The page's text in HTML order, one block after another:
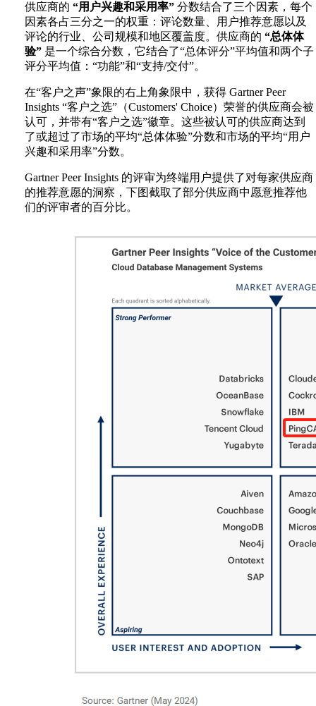
供应商的 “用户兴趣和采用率” 分数结合了三个因素，每个
因素各占三分之一的权重：评论数量、用户推荐意愿以及
评论的行业、公司规模和地区覆盖度。供应商的 “总体体
验” 是一个综合分数，它结合了“总体评分”平均值和两个子
评分平均值：“功能”和“支持/交付”。
在“客户之声”象限的右上角象限中，获得 Gartner Peer
Insights “客户之选”（Customers' Choice）荣誉的供应商会被
认可，并带有“客户之选”徽章。这些被认可的供应商达到
了或超过了市场的平均“总体体验”分数和市场的平均“用户
兴趣和采用率”分数。
Gartner Peer Insights 的评审为终端用户提供了对每家供应商
的推荐意愿的洞察，下图截取了部分供应商中愿意推荐他
们的评审者的百分比。